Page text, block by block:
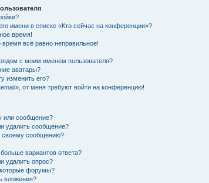
имени в списке «Кто сейчас на конференции»?
время!
всё равно неправильное!
с моим именем пользователя?
аватары?
изменить его?
от меня требуют войти на конференцию!
или сообщение?
удалить сообщение?
своему сообщению?
вариантов ответа?
удалить опрос?
форумы?
вложения?